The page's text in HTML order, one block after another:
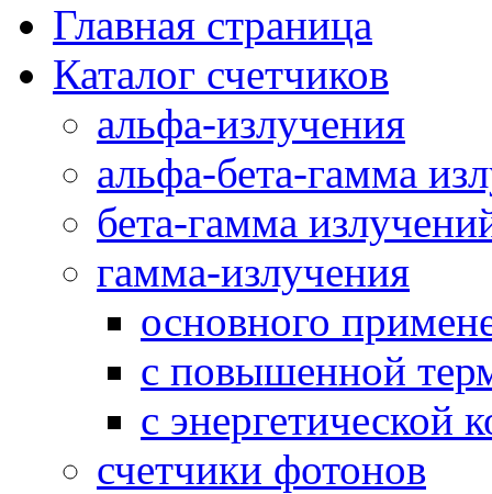
Главная страница
Каталог счетчиков
альфа-излучения
альфа-бета-гамма
бета-гамма
гамма-излучения
основного
с повышенной
с энергетической
счетчики фотонов